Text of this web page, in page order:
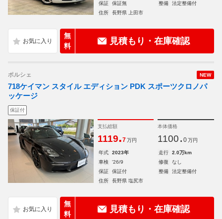
保証
保証無 整備
法定整備付
住所
長野県 上田市
無
料
見積もり・在庫確認
NEW
ポルシェ
718ケイマン スタイル エディション PDK スポーツクロノパ
ッケージ
保証付
支払総額
1119.7 万円
本体価格
1100. 0 万円
年式 2023年 走行
2.0万km
車検
'26/9 修復
なし
保証
保証付 整備
法定整備付
住所
長野県 塩尻市
無
料
見積もり・在庫確認